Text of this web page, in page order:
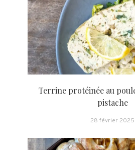
Terrine protéinée au
pistache
28 février 2025